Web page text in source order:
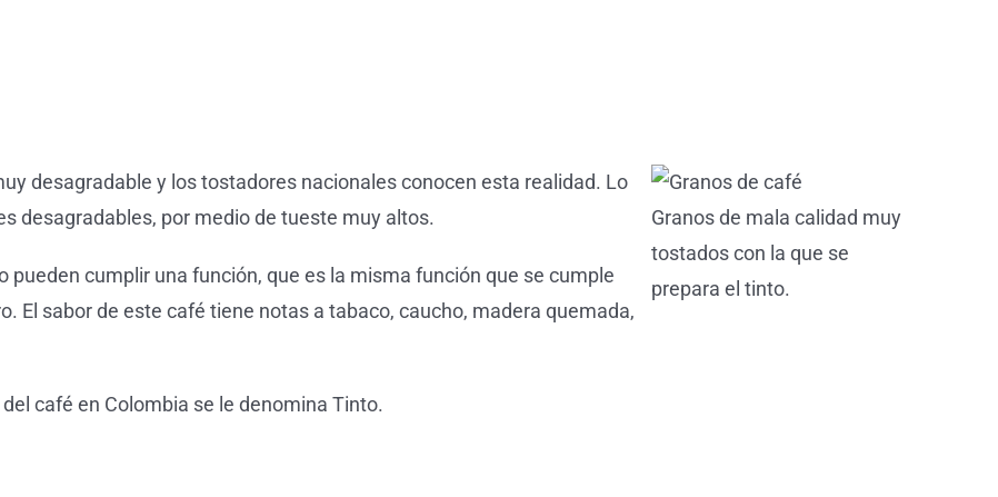
Granos de mala calidad muy
tostados con la que se
prepara el tinto.
desagradable y los tostadores nacionales conocen esta realidad. Lo
desagradables, por medio de tueste muy altos.
cumplir una función, que es la misma función que se cumple
El sabor de este café tiene notas a tabaco, caucho, madera quemada,
café en Colombia se le denomina Tinto.